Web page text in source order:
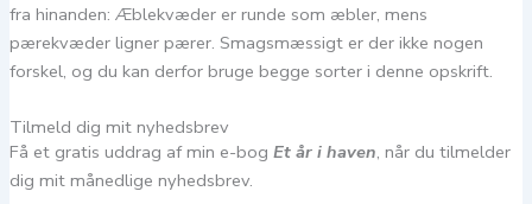
fra hinanden: Æblekvæder er runde som æbler, mens
pærekvæder ligner pærer. Smagsmæssigt er der ikke nogen
forskel, og du kan derfor bruge begge sorter i denne opskrift.
Tilmeld dig mit nyhedsbrev
Få et gratis uddrag af min e-bog Et år i haven, når du tilmelder
dig mit månedlige nyhedsbrev.